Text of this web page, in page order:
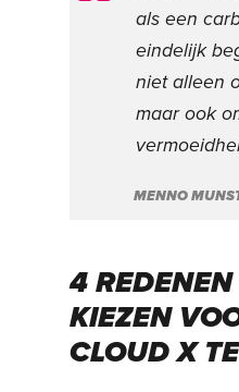
als een
eindelijk
niet alleen
maar ook
MENNO
4
KIEZEN
CLOUD X